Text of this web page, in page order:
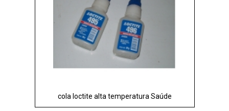
cola loctite alta temperatura Saúde